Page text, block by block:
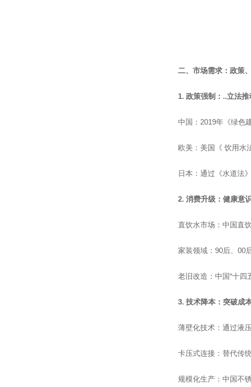
二、市场需求：政策
1. 政策强制：..立法
中国：2019年《绿色
欧美：美国《 饮用水
日本：通过《水道法
2. 消费升级：健康意
直饮水市场：中国直
家装领域：90后、00
老旧改造：中国“十四
3. 技术降本：突破成
薄壁化技术：通过液
卡压式连接：替代传
规模化生产：中国不